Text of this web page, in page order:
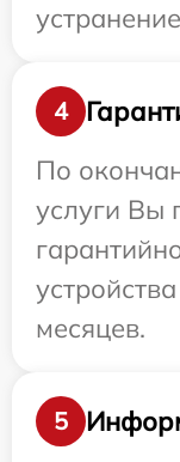
4
По
услуги Вы
месяцев.
5